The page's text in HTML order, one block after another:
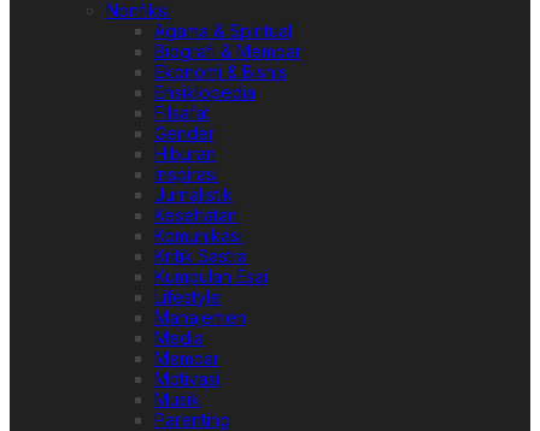
Nonfiksi
Agama & Spiritual
Biografi & Memoar
Ekonomi & Bisnis
Ensiklopedia
Filsafat
Gender
Hiburan
Inspirasi
Jurnalistik
Kesehatan
Komunikasi
Kritik Sastra
Kumpulan Esai
Lifestyle
Manajemen
Media
Memoar
Motivasi
Musik
Parenting